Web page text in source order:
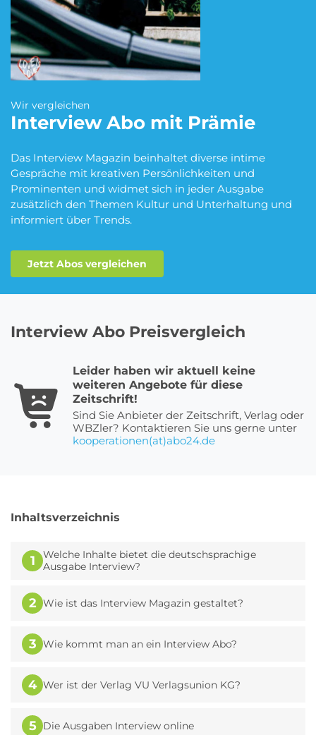
Blumen Abo Dating App Abo
eBook Abo
Fitness Abo Hörbuch Abo
Musik-Streaming Abo Pay TV Abo
Sprachlern App Abo Streaming Abo
News
Wir vergleichen
InterviewAbo mit Prämie
Das Interview Magazin beinhaltet diverse intime
Gespräche mit kreativen Persönlichkeiten und
Prominenten und widmet sich in jeder Ausgabe
zusätzlich den Themen Kultur und Unterhaltung und
informiert über Trends.
Jetzt Abos vergleichen
Interview Abo Preisvergleich
Leider haben wir aktuell keine
weiteren Angebote für diese
Zeitschrift!
Sind Sie Anbieter der Zeitschrift, Verlag oder
WBZler? Kontaktieren Sie uns gerne unter
kooperationen(at)abo24.de
Inhaltsverzeichnis
1
Welche Inhalte bietet die deutschsprachige
Ausgabe Interview?
2 Wie ist das Interview Magazin gestaltet?
3 Wie kommt man an ein Interview Abo?
4 Wer ist der Verlag VU Verlagsunion KG?
5 Die Ausgaben Interview online